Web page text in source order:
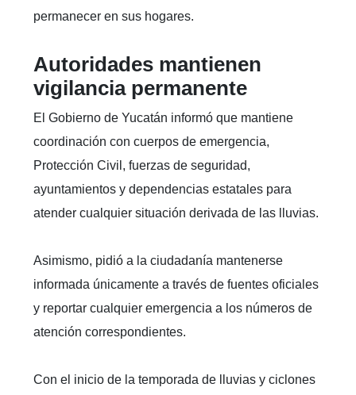
permanecer en sus hogares.
Autoridades mantienen
vigilancia permanente
El Gobierno de Yucatán informó que mantiene
coordinación con cuerpos de emergencia,
Protección Civil, fuerzas de seguridad,
ayuntamientos y dependencias estatales para
atender cualquier situación derivada de las lluvias.
Asimismo, pidió a la ciudadanía mantenerse
informada únicamente a través de fuentes oficiales
y reportar cualquier emergencia a los números de
atención correspondientes.
Con el inicio de la temporada de lluvias y ciclones